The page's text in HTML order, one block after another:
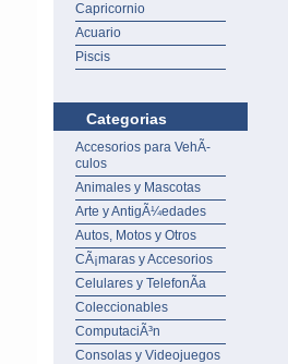
Capricornio
Acuario
Piscis
Categorias
Accesorios para VehÃ­
culos
Animales y Mascotas
Arte y AntigÃ¼edades
Autos, Motos y Otros
CÃ¡maras y Accesorios
Celulares y TelefonÃ­a
Coleccionables
ComputaciÃ³n
Consolas y Videojuegos